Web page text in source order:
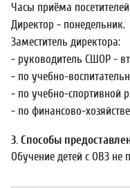
Часы приёма
Директор - понедельник.
Заместитель директора:
- руководитель СШОР -
- по учебно-
- по учебно-спортивной
- по финансово-
3. Способы
Обучение детей с ОВЗ не